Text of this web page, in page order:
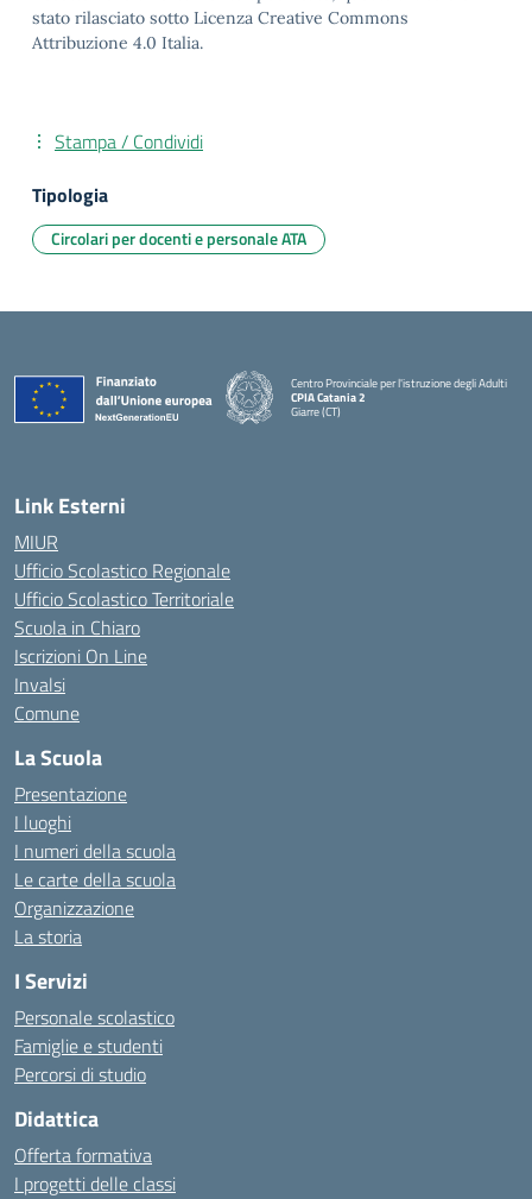
stato rilasciato sotto Licenza Creative Commons
Attribuzione 4.0 Italia.
Stampa / Condividi
Tipologia
Circolari per docenti e personale ATA
Centro Provinciale per l'istruzione degli Adulti
CPIA Catania 2
Giarre (CT)
Link Esterni
MIUR
Ufficio Scolastico Regionale
Ufficio Scolastico Territoriale
Scuola in Chiaro
Iscrizioni On Line
Invalsi
Comune
La Scuola
Presentazione
I luoghi
I numeri della scuola
Le carte della scuola
Organizzazione
La storia
I Servizi
Personale scolastico
Famiglie e studenti
Percorsi di studio
Didattica
Offerta formativa
I progetti delle classi